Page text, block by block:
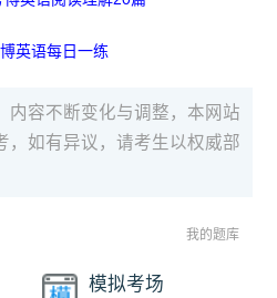
英语每日一练
内容不断变化与调整，本网站
，如有异议，请考生以权威部
我的题库
模拟考场